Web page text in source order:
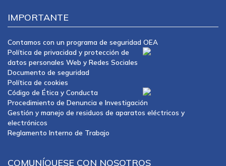
IMPORTANTE
Contamos con un programa de seguridad OEA
Política de privacidad y protección de
datos personales Web y Redes Sociales
Documento de seguridad
Política de cookies
Código de Ética y Conducta
Procedimiento de Denuncia e Investigación
Gestión y manejo de residuos de aparatos eléctricos y
electrónicos
Reglamento Interno de Trabajo
COMUNÍQUESE CON NOSOTROS